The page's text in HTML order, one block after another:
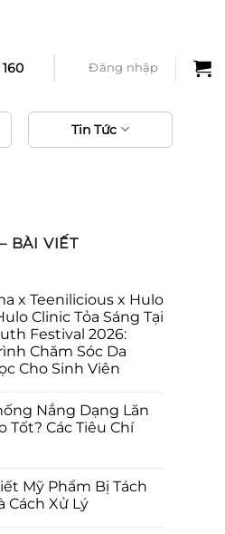
Đăng nhập
Tin Tức
BÀI VIẾT
x Teenilicious x Hulo
Clinic Tỏa Sáng Tại
Festival 2026:
Chăm Sóc Da
Cho Sinh Viên
Nắng Dạng Lăn
Tốt? Các Tiêu Chí
Mỹ Phẩm Bị Tách
Cách Xử Lý